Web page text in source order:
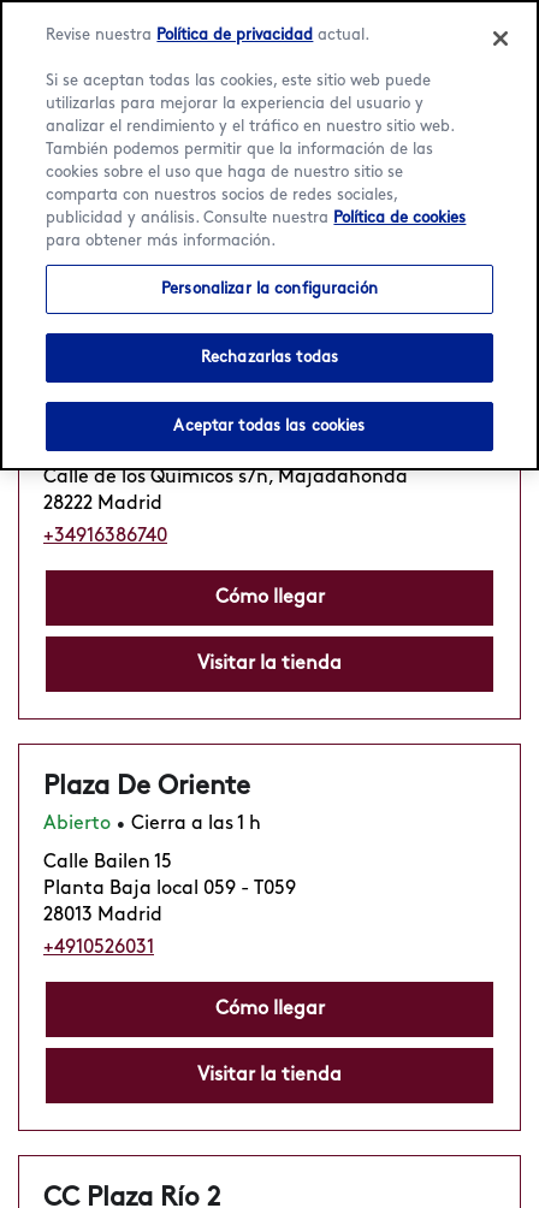
Language:English Español
Inicio / Localizador / Madrid
4 Häagen-Dazs Heladerías
en Madrid
Cc Gran Plaza 2
C.C. Gran Plaza 2
Calle de los Químicos s/n, Majadahonda
28222 Madrid
+34916386740
Cómo llegar
Visitar la tienda
Plaza De Oriente
Abierto • Cierra a las 1 h
Calle Bailen 15
Planta Baja local 059 - T059
28013 Madrid
+4910526031
Cómo llegar
Visitar la tienda
CC Plaza Río 2
Revise nuestra Política de privacidad actual.
Si se aceptan todas las cookies, este sitio web puede
utilizarlas para mejorar la experiencia del usuario y
analizar el rendimiento y el tráfico en nuestro sitio web.
También podemos permitir que la información de las
cookies sobre el uso que haga de nuestro sitio se
comparta con nuestros socios de redes sociales,
publicidad y análisis. Consulte nuestra
Política de cookies
para obtener más información.
Personalizar la configuración
Rechazarlas todas
Aceptar todas las cookies